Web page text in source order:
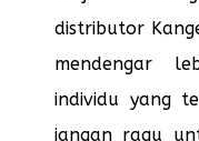
distributor
mendengar
individu yang
jangan ragu